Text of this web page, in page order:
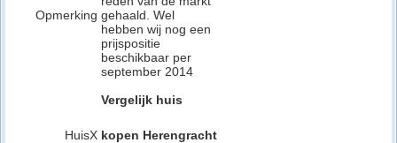
Opmerking gehaald. Wel
hebben wij nog een
prijspositie
beschikbaar per
september 2014
HuisX
Vergelijk huis
kopen Herengracht